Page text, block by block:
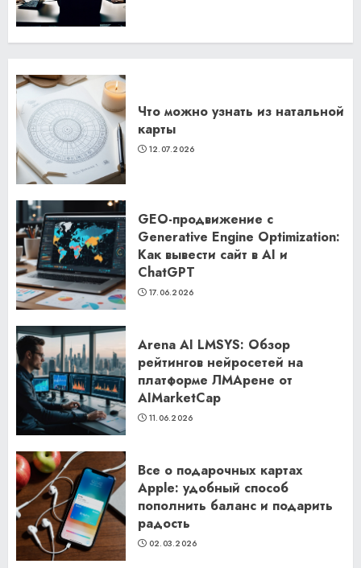
Что можно узнать из натальной
карты
12.07.2026
GEO-продвижение с
Generative Engine Optimization:
Как вывести сайт в AI и
ChatGPT
17.06.2026
Arena AI LMSYS: Обзор
рейтингов нейросетей на
платформе ЛМАрене от
AIMarketCap
11.06.2026
Все о подарочных картах
Apple: удобный способ
пополнить баланс и подарить
радость
02.03.2026